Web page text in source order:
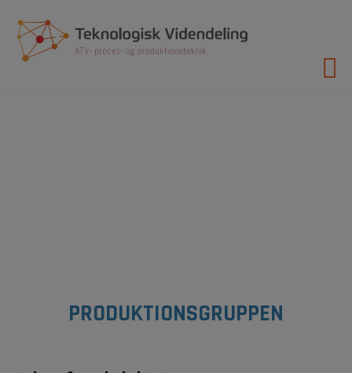
indholdet
PRODUKTIONSGRUPPEN